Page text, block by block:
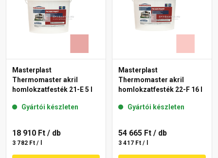
Masterplast
Thermomaster akril
homlokzatfesték 21-E 5 l
Gyártói készleten
18 910 Ft / db
3 782 Ft / l
Masterplast
Thermomaster akril
homlokzatfesték 22-F 16 l
Gyártói készleten
54 665 Ft / db
3 417 Ft / l